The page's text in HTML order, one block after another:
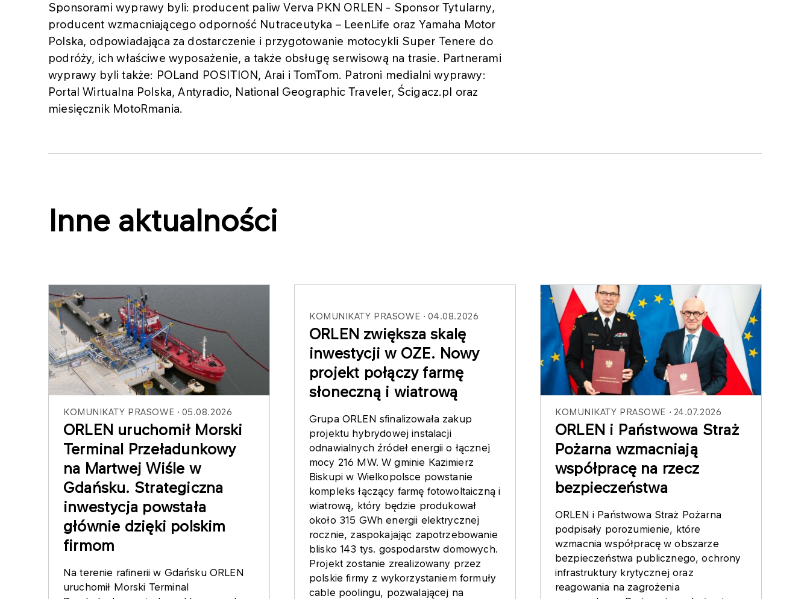
Sponsorami wyprawy byli: producent paliw Verva PKN ORLEN - Sponsor Tytularny,
producent wzmacniającego odporność Nutraceutyka – LeenLife oraz Yamaha Motor
Polska, odpowiadająca za dostarczenie i przygotowanie motocykli Super Tenere do
podróży, ich właściwe wyposażenie, a także obsługę serwisową na trasie. Partnerami
wyprawy byli także: POLand POSITION, Arai i TomTom. Patroni medialni wyprawy:
Portal Wirtualna Polska, Antyradio, National Geographic Traveler, Ścigacz.pl oraz
miesięcznik MotoRmania.
Inne aktualności
KOMUNIKATY PRASOWE 05.08.2026
ORLEN uruchomił Morski
Terminal Przeładunkowy
na Martwej Wiśle w
Gdańsku. Strategiczna
inwestycja powstała
głównie dzięki polskim
firmom
Na terenie rafinerii w Gdańsku ORLEN
uruchomił Morski Terminal
KOMUNIKATY PRASOWE 04.08.2026
ORLEN zwiększa skalę
inwestycji w OZE. Nowy
projekt połączy farmę
słoneczną i wiatrową
Grupa ORLEN sfinalizowała zakup
projektu hybrydowej instalacji
odnawialnych źródeł energii o łącznej
mocy 216 MW. W gminie Kazimierz
Biskupi w Wielkopolsce powstanie
kompleks łączący farmę fotowoltaiczną i
wiatrową, który będzie produkował
około 315 GWh energii elektrycznej
rocznie, zaspokajając zapotrzebowanie
blisko 143 tys. gospodarstw domowych.
Projekt zostanie zrealizowany przez
polskie firmy z wykorzystaniem formuły
cable poolingu, pozwalającej na
KOMUNIKATY PRASOWE 24.07.2026
ORLEN i Państwowa Straż
Pożarna wzmacniają
współpracę na rzecz
bezpieczeństwa
ORLEN i Państwowa Straż Pożarna
podpisały porozumienie, które
wzmacnia współpracę w obszarze
bezpieczeństwa publicznego, ochrony
infrastruktury krytycznej oraz
reagowania na zagrożenia